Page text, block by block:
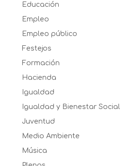
Educación
Empleo
Empleo público
Festejos
Formación
Hacienda
Igualdad
Igualdad y Bienestar Social
Juventud
Medio Ambiente
Música